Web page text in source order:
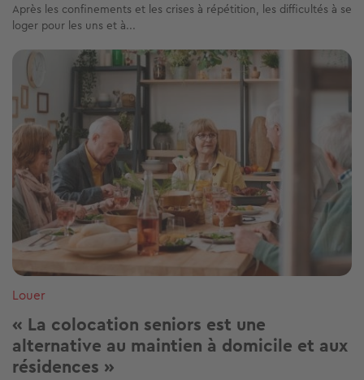
Après les confinements et les crises à répétition, les difficultés à se
loger pour les uns et à...
Image
Louer
« La colocation seniors est une
alternative au maintien à domicile et aux
résidences »